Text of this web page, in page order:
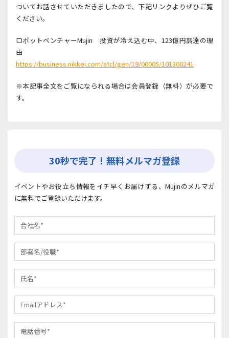
ついてお話させていただきましたので、下記リンクよりぜひご覧
ください。
ロボットベンチャーMujin 投資が冷え込む中、123億円調達の理
由
https://business.nikkei.com/atcl/gen/19/00005/101300241
※本記事全文をご覧になられる場合は会員登録（無料）が必要で
す。
30秒で完了！無料メルマガ登録
イベントやお役立ち情報をイチ早くお届けする、Mujinのメルマガ
に無料でご登録いただけます。